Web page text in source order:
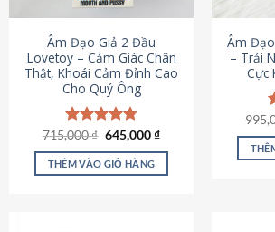
Âm Đạo Giả 2 Đầu
Lovetoy – Cảm Giác Chân
Thật, Khoái Cảm Đỉnh Cao
Cho Quý Ông
Được xếp
hạng4.79
5 sao
715,000₫ Giá
là:
715,000 ₫.
645,000₫Giá
tại
THÊM VÀO GIỎ HÀNG
Âm
– Trải
Cực